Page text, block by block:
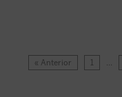
« Anterior 1 …